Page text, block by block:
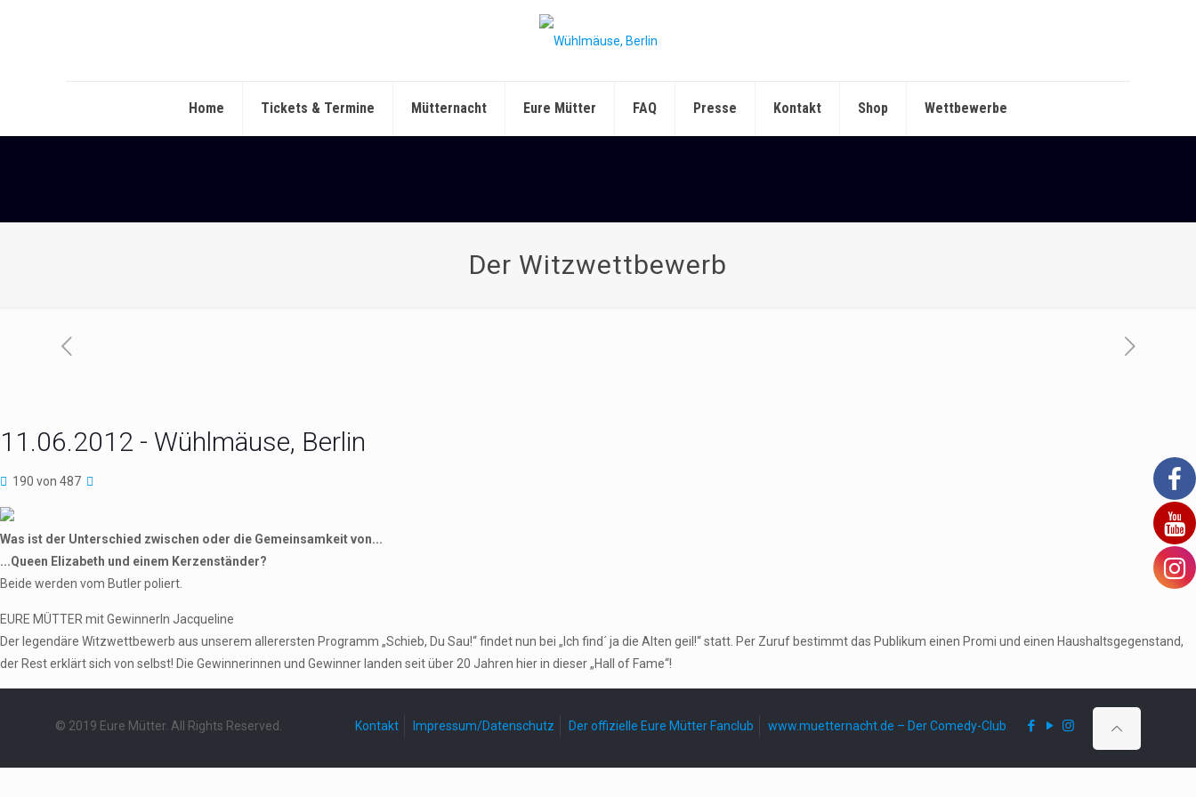
Home Tickets & Termine Mütternacht Eure Mütter FAQ Presse Kontakt Shop Wettbewerbe
Der Witzwettbewerb
11.06.2012 - Wühlmäuse, Berlin
190 von 487
Was ist der Unterschied zwischen oder die Gemeinsamkeit von...
...Queen Elizabeth und einem Kerzenständer?
Beide werden vom Butler poliert.
EURE MÜTTER mit GewinnerIn Jacqueline
Der legendäre Witzwettbewerb aus unserem allerersten Programm „Schieb, Du Sau!“ findet nun bei „Ich find´ ja die Alten geil!“ statt. Per Zuruf bestimmt das Publikum einen Promi und einen Haushaltsgegenstand,
der Rest erklärt sich von selbst! Die Gewinnerinnen und Gewinner landen seit über 20 Jahren hier in dieser „Hall of Fame“!
© 2019 Eure Mütter. All Rights Reserved. Kontakt Impressum/Datenschutz Der offizielle Eure Mütter Fanclub www.muetternacht.de – Der Comedy-Club